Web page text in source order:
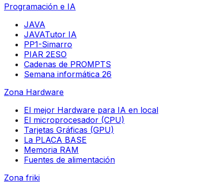
Programación e IA
JAVA
JAVATutor IA
PP1-Simarro
PIAR 2ESO
Cadenas de PROMPTS
Semana informática 26
Zona Hardware
El mejor Hardware para IA en local
El microprocesador (CPU)
Tarjetas Gráficas (GPU)
La PLACA BASE
Memoria RAM
Fuentes de alimentación
Zona friki